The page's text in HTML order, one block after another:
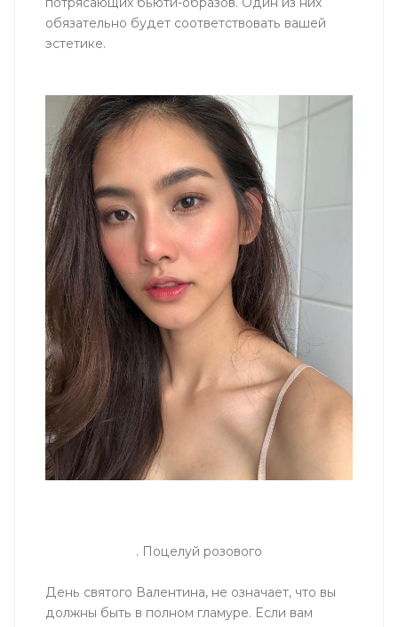
обязательно будет соответствовать вашей
эстетике.
. Поцелуй розового
День святого Валентина, не означает, что вы
должны быть в полном гламуре. Если вам